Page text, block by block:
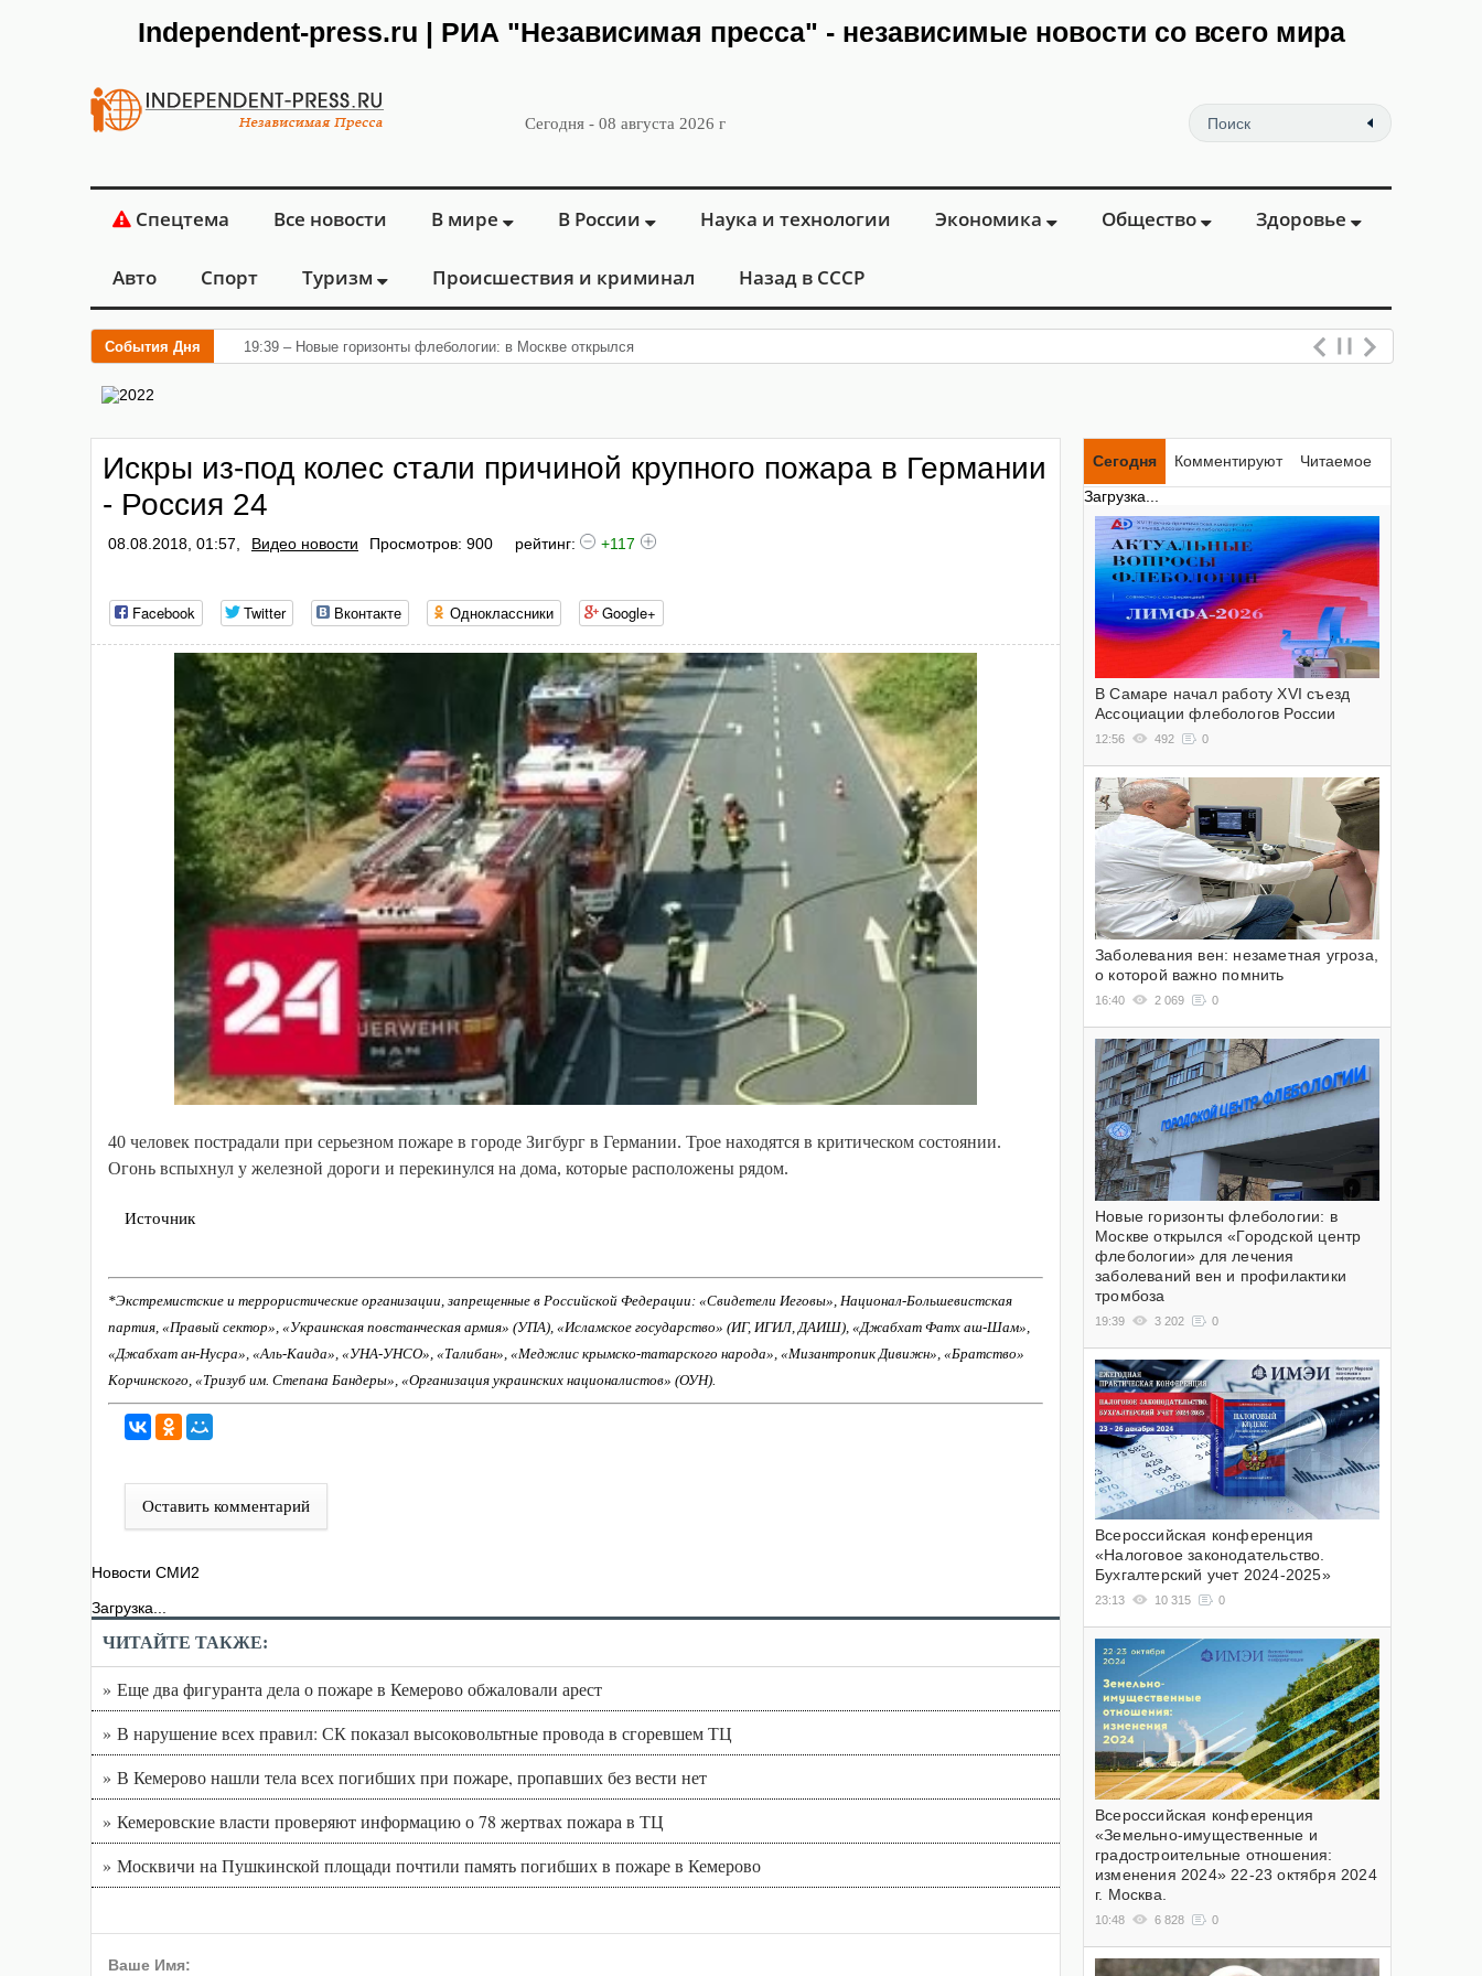
Independent-press.ru | РИА "Независимая пресса" - независимые новости со всего мира
Сегодня - 08 августа 2026 г
Спецтема Все новости В мире В России Наука и технологии Экономика Общество Здоровье
Авто Спорт Туризм Происшествия и криминал Назад в СССР
События Дня 19:39 – Новые горизонты флебологии: в Москве открылся «Городской центр флебологи
Искры из-под колес стали причиной крупного пожара в Германии
- Россия 24
08.08.2018, 01:57, Видео новости Просмотров: 900 рейтинг: +117
Facebook Twitter Вконтакте Одноклассники Google+
40 человек пострадали при серьезном пожаре в городе Зигбург в Германии. Трое находятся в критическом состоянии.
Огонь вспыхнул у железной дороги и перекинулся на дома, которые расположены рядом.
Источник
*Экстремистские и террористические организации, запрещенные в Российской Федерации: «Свидетели Иеговы», Национал-Большевистская
партия, «Правый сектор», «Украинская повстанческая армия» (УПА), «Исламское государство» (ИГ, ИГИЛ, ДАИШ), «Джабхат Фатх аш-Шам»,
«Джабхат ан-Нусра», «Аль-Каида», «УНА-УНСО», «Талибан», «Меджлис крымско-татарского народа», «Мизантропик Дивижн», «Братство»
Корчинского, «Тризуб им. Степана Бандеры», «Организация украинских националистов» (ОУН).
Оставить комментарий
Новости СМИ2
Загрузка...
ЧИТАЙТЕ ТАКЖЕ:
» Еще два фигуранта дела о пожаре в Кемерово обжаловали арест
» В нарушение всех правил: СК показал высоковольтные провода в сгоревшем ТЦ
» В Кемерово нашли тела всех погибших при пожаре, пропавших без вести нет
» Кемеровские власти проверяют информацию о 78 жертвах пожара в ТЦ
» Москвичи на Пушкинской площади почтили память погибших в пожаре в Кемерово
Ваше Имя:
Сегодня Комментируют
Читаемое
Загрузка...
В Самаре начал работу XVI съезд
Ассоциации флебологов России
12:56 492 0
Заболевания вен: незаметная угроза,
о которой важно помнить
16:40 2 069 0
Новые горизонты флебологии: в
Москве открылся «Городской центр
флебологии» для лечения
заболеваний вен и профилактики
тромбоза
19:39 3 202 0
Всероссийская конференция
«Налоговое законодательство.
Бухгалтерский учет 2024-2025»
23:13 10 315 0
Всероссийская конференция
«Земельно-имущественные и
градостроительные отношения:
изменения 2024» 22-23 октября 2024
г. Москва.
10:48 6 828 0